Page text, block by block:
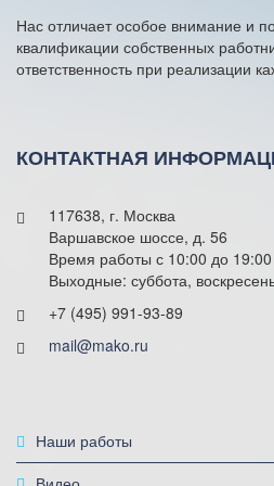
e
:
Нас отличает особое внимание и
квалификации собственных
ответственность при реализации
КОНТАКТНАЯ
117638, г. Москва
Варшавское шоссе, д. 56
Время работы с 10:00 до
Выходные: суббота,
+7 (495) 991-93-89
mail@mako.ru
Наши работы